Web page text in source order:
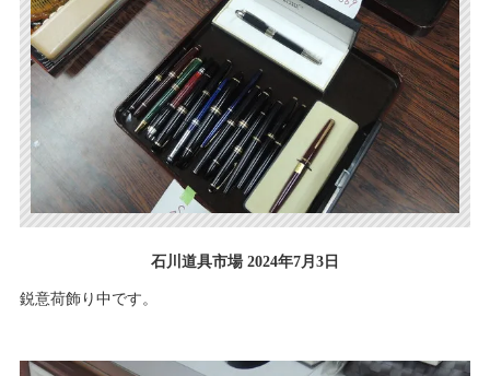
石川道具市場 2024年7月3日
鋭意荷飾り中です。